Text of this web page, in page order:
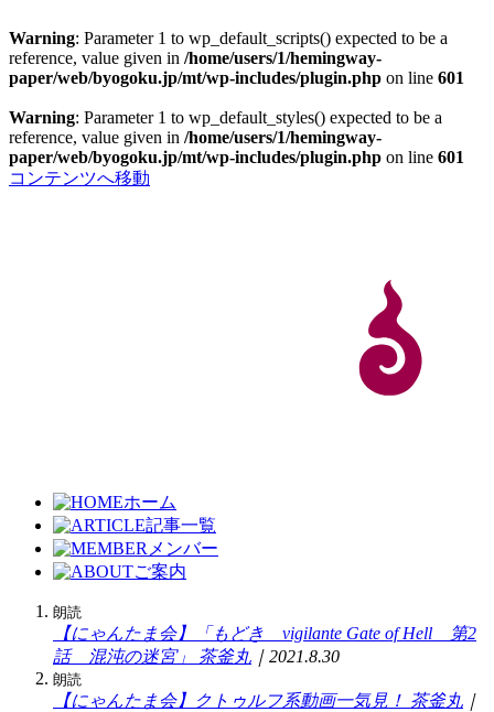
Warning: Parameter 1 to wp_default_scripts() expected to be a
reference, value given in /home/users/1/hemingway-
paper/web/byogoku.jp/mt/wp-includes/plugin.php on line 601
Warning: Parameter 1 to wp_default_styles() expected to be a
reference, value given in /home/users/1/hemingway-
paper/web/byogoku.jp/mt/wp-includes/plugin.php on line 601
コンテンツへ移動
ホーム
記事一覧
メンバー
ご案内
朗読
【にゃんたま会】「もどき vigilante Gate of Hell 第2
話 混沌の迷宮」
茶釜丸 ｜2021.8.30
朗読
【にゃんたま会】クトゥルフ系動画一気見！ 茶釜丸 ｜